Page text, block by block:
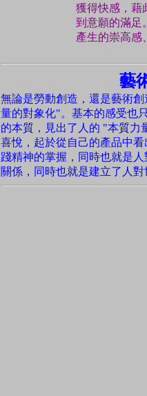
獲得快感，藉
到意願的滿足
產生的崇高感
藝
無論是勞動創造，還是藝術
量的對象化"。基本的感受也
的本質，見出了人的 "本質力
喜悅，起於從自己的產品中
踐精神的掌握，同時也就是
關係，同時也就是建立了人對